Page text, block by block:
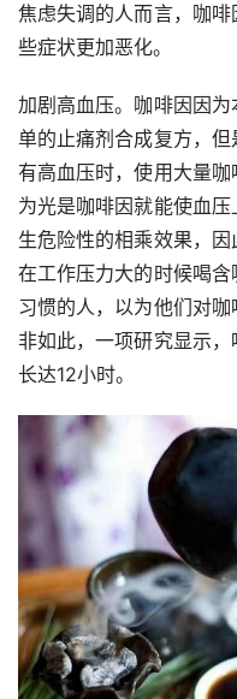
焦虑失调的人而言，咖
些症状更加恶化。
加剧高血压。咖啡因因
单的止痛剂合成复方，
有高血压时，使用大量
为光是咖啡因就能使血
生危险性的相乘效果，
在工作压力大的时候喝
习惯的人，以为他们对
非如此，一项研究显示
长达12小时。